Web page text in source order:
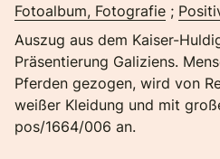
Fotoalbum, Fotografie ;
Auszug aus dem Kaiser-
Präsentierung Galiziens.
Pferden gezogen, wird von
weißer Kleidung und mit
pos/1664/006 an.